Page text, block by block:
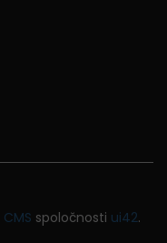
CMS spoločnosti ui42.